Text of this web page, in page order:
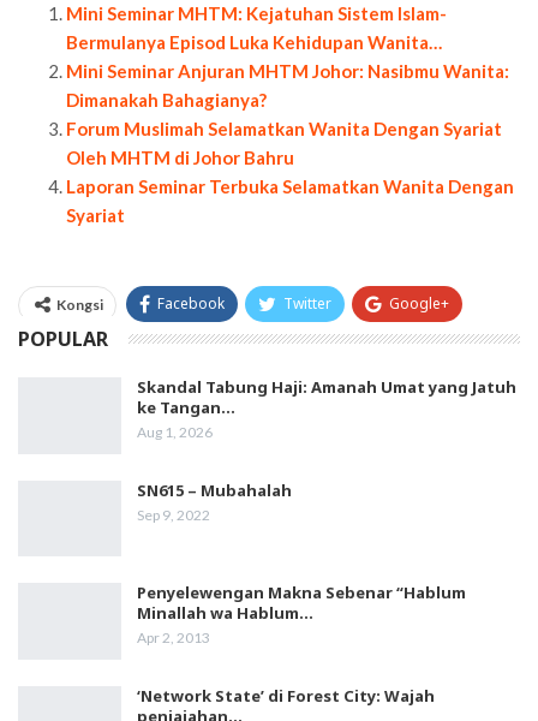
Mini Seminar MHTM: Kejatuhan Sistem Islam-
Bermulanya Episod Luka Kehidupan Wanita…
Mini Seminar Anjuran MHTM Johor: Nasibmu Wanita:
Dimanakah Bahagianya?
Forum Muslimah Selamatkan Wanita Dengan Syariat
Oleh MHTM di Johor Bahru
Laporan Seminar Terbuka Selamatkan Wanita Dengan
Syariat
Kongsi Facebook Twitter Google+
WhatsApp Email
POPULAR
Skandal Tabung Haji: Amanah Umat yang Jatuh
ke Tangan…
Aug 1, 2026
SN615 – Mubahalah
Sep 9, 2022
Penyelewengan Makna Sebenar “Hablum
Minallah wa Hablum…
Apr 2, 2013
‘Network State’ di Forest City: Wajah
penjajahan…